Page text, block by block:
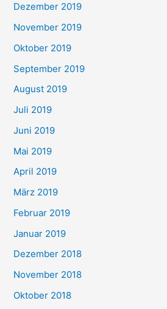
Dezember 2019
November 2019
Oktober 2019
September 2019
August 2019
Juli 2019
Juni 2019
Mai 2019
April 2019
März 2019
Februar 2019
Januar 2019
Dezember 2018
November 2018
Oktober 2018